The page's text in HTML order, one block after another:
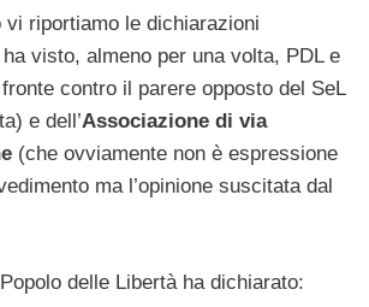
vi riportiamo le dichiarazioni
visto, almeno per una volta, PDL e
contro il parere opposto del SeL
e dell’Associazione di via
(che ovviamente non è espressione
ma l’opinione suscitata dal
delle Libertà ha dichiarato: